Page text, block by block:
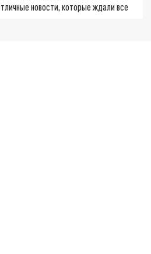
новости, которые ждали все